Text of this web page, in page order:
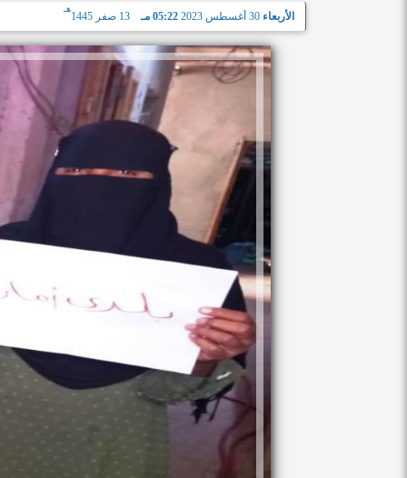
الأربعاء 30 أغسطس 2023 05:22 مـ 13 صفر 1445
هـ